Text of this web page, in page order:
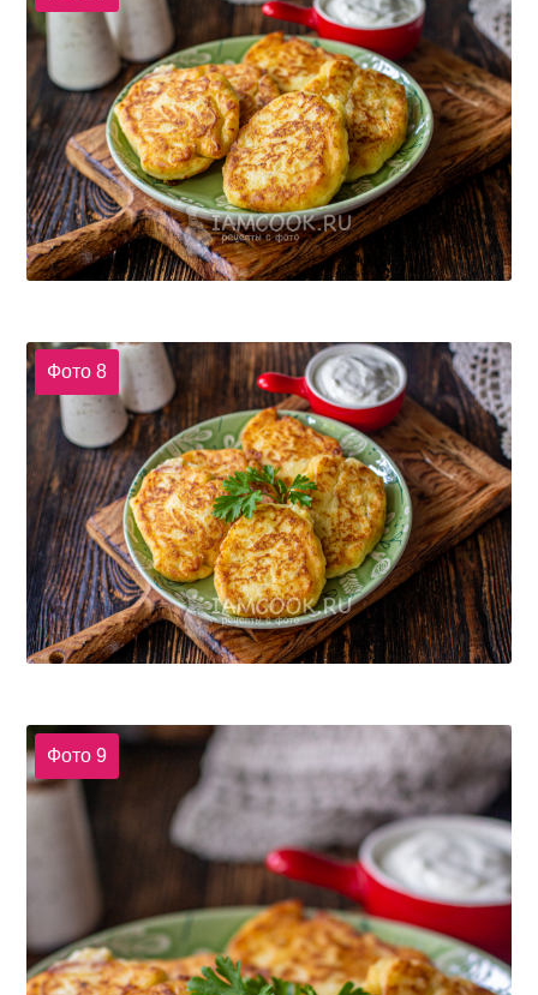
Фото 8
Фото 9